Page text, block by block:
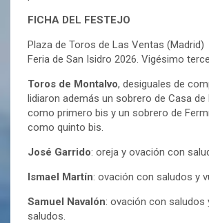
FICHA DEL FESTEJO
Plaza de Toros de Las Ventas (Madrid)
Feria de San Isidro 2026. Vigésimo
Toros de Montalvo, desiguales de
lidiaron además un sobrero de Casa
como primero bis y un sobrero de
como quinto bis.
José Garrido: oreja y ovación con
Ismael Martín: ovación con saludos y
Samuel Navalón: ovación con saludos
saludos.